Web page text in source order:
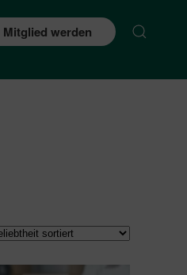
Mitglied werden